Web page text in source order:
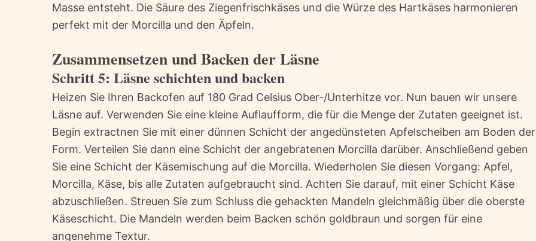
Masse entsteht. Die Säure des Ziegenfrischkäses und die Würze des Hartkäses harmonieren
perfekt mit der Morcilla und den Äpfeln.
Zusammensetzen und Backen der Läsne
Schritt 5: Läsne schichten und backen
Heizen Sie Ihren Backofen auf 180 Grad Celsius Ober-/Unterhitze vor. Nun bauen wir unsere
Läsne auf. Verwenden Sie eine kleine Auflaufform, die für die Menge der Zutaten geeignet ist.
Begin extractnen Sie mit einer dünnen Schicht der angedünsteten Apfelscheiben am Boden der
Form. Verteilen Sie dann eine Schicht der angebratenen Morcilla darüber. Anschließend geben
Sie eine Schicht der Käsemischung auf die Morcilla. Wiederholen Sie diesen Vorgang: Apfel,
Morcilla, Käse, bis alle Zutaten aufgebraucht sind. Achten Sie darauf, mit einer Schicht Käse
abzuschließen. Streuen Sie zum Schluss die gehackten Mandeln gleichmäßig über die oberste
Käseschicht. Die Mandeln werden beim Backen schön goldbraun und sorgen für eine
angenehme Textur.